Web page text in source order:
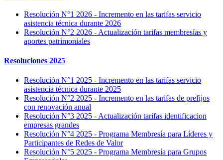
Resolución N°1 2026 - Incremento en las tarifas servicio
asistencia técnica durante 2026
Resolución N°2 2026 - Actualización tarifas membresías y
aportes patrimoniales
Resoluciones 2025
Resolución N°1 2025 - Incremento en las tarifas servicio
asistencia técnica durante 2025
Resolución N°2 2025 - Incremento en las tarifas de prefijos
con renovación anual
Resolución N°3 2025 - Actualización tarifas identificacion
empresas grandes
Resolución N°4 2025 - Programa Membresía para Líderes y
Participantes de Redes de Valor
Resolución N°5 2025 - Programa Membresía para Grupos